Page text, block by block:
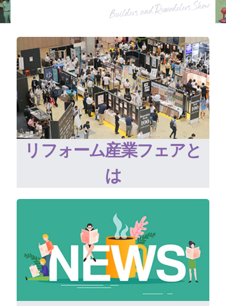
リフォーム産業フェアと
は